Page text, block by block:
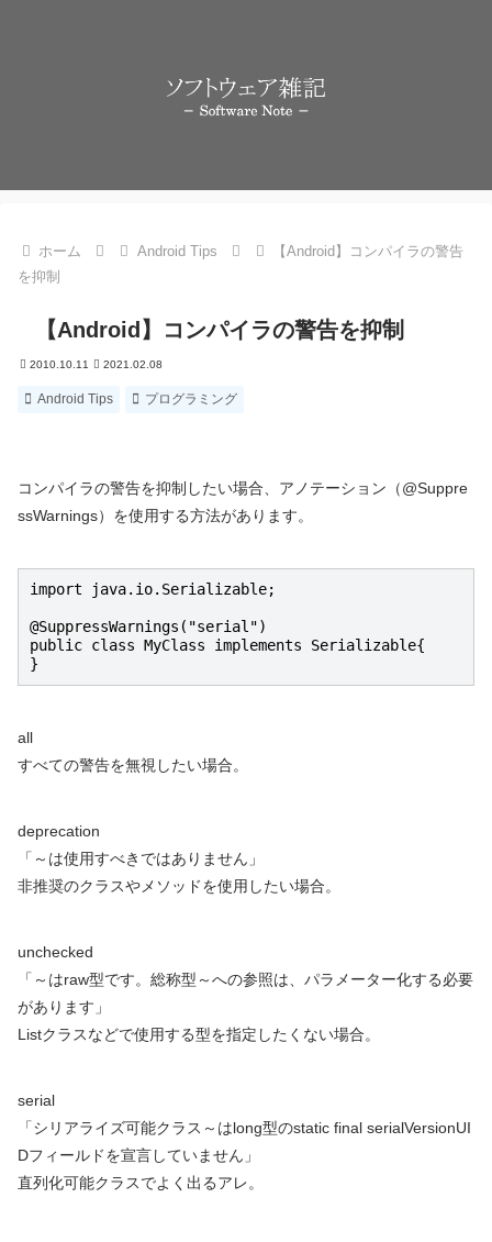
ホーム Android Tips
【Android】コンパイラの警告
を抑制
【Android】コンパイラの警告を抑制
2010.10.11 2021.02.08
Android Tips プログラミング
コンパイラの警告を抑制したい場合、アノテーション（@Suppre
ssWarnings）を使用する方法があります。
import java.io.Serializable;
@SuppressWarnings("serial")
public class MyClass implements Serializable{
}
all
すべての警告を無視したい場合。
deprecation
「～は使用すべきではありません」
非推奨のクラスやメソッドを使用したい場合。
unchecked
「～はraw型です。総称型～への参照は、パラメーター化する必要
があります」
Listクラスなどで使用する型を指定したくない場合。
serial
「シリアライズ可能クラス～はlong型のstatic final serialVersionUI
Dフィールドを宣言していません」
直列化可能クラスでよく出るアレ。